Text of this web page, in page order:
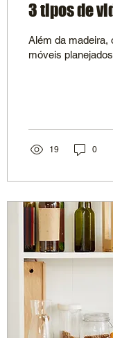
3 tipos de
Além da madeira,
móveis
19 0